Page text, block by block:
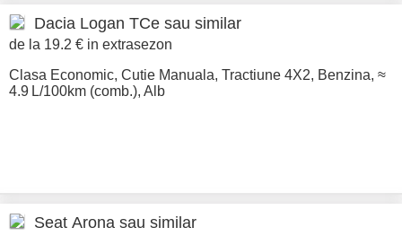
Dacia Logan TCe sau similar
de la 19.2 € in extrasezon
Clasa Economic, Cutie Manuala, Tractiune 4X2, Benzina, ≈
4.9 L/100km (comb.), Alb
Seat Arona sau similar